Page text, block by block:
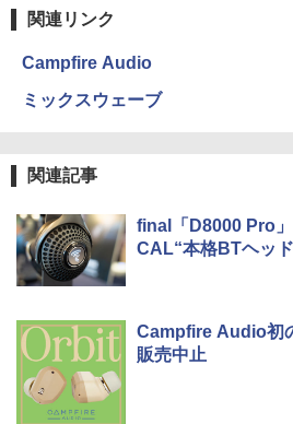
関連リンク
Campfire Audio
ミックスウェーブ
関連記事
final「D8000 Pro
CAL“本格BTヘッ
Campfire Audio初
販売中止